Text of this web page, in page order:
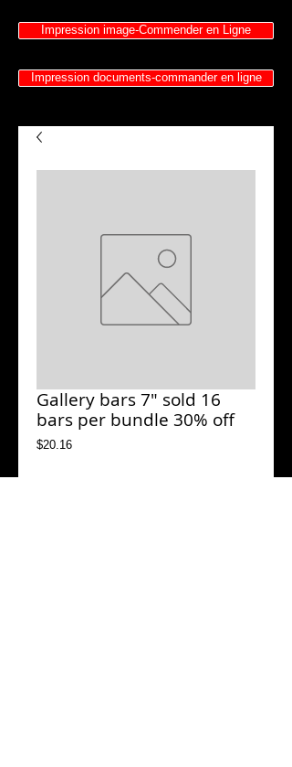
Impression image-Commender en Ligne
Impression documents-commander en ligne
Gallery bars 7" sold 16
bars per bundle 30% off
$20.16Price